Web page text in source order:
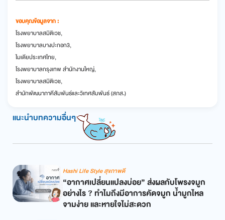
ขอบคุณข้อมูลจาก :
โรงพยาบาลสมิติเวช,
โรงพยาบาลบางปะกอก3,
ไมเดียประเทศไทย,
โรงพยาบาลกรุงเทพ สำนักงานใหญ่,
โรงพยาบาลสมิติเวช,
สำนักพัฒนาภาคีสัมพันธ์และวิเทศสัมพันธ์ (สภส.)
แนะนำบทความอื่นๆ
Hashi Life Style สุขภาพดี
“อากาศเปลี่ยนแปลงบ่อย” ส่งผลกับโพรงจมูก
อย่างไร ? ทำไมถึงมีอาการคัดจมูก น้ำมูกไหล
จามง่าย และหายใจไม่สะดวก